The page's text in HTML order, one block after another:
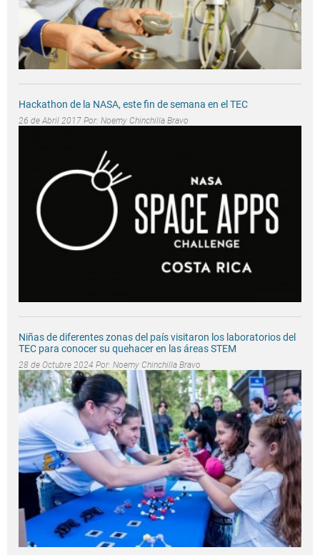
Hackathon de la NASA, este fin de semana en el TEC
26 de Abril 2017 Por: Noemy Chinchilla Bravo
Niñas de diferentes zonas del país visitaron los laboratorios del
TEC para conocer su quehacer en las áreas STEM
28 de Octubre 2024 Por: Noemy Chinchilla Bravo